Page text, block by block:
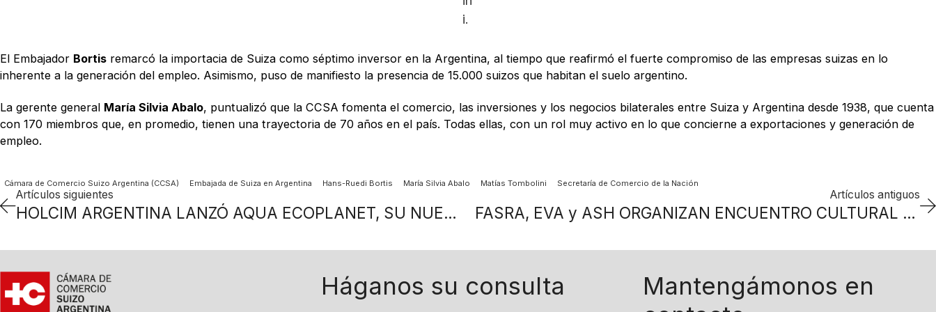
i.
El Embajador Bortis remarcó la importacia de Suiza como séptimo inversor en la Argentina, al tiempo que reafirmó el fuerte compromiso de las empresas suizas en lo
inherente a la generación del empleo. Asimismo, puso de manifiesto la presencia de 15.000 suizos que habitan el suelo argentino.
La gerente general María Silvia Abalo, puntualizó que la CCSA fomenta el comercio, las inversiones y los negocios bilaterales entre Suiza y Argentina desde 1938, que cuenta
con 170 miembros que, en promedio, tienen una trayectoria de 70 años en el país. Todas ellas, con un rol muy activo en lo que concierne a exportaciones y generación de
empleo.
Cámara de Comercio Suizo Argentina (CCSA) Embajada de Suiza en Argentina Hans-Ruedi Bortis María Silvia Abalo Matías Tombolini Secretaría de Comercio de la Nación
FASRA, EVA y ASH ORGANIZAN ENCUENTRO CULTURAL SUIZO Y DE JÓVENES EN SANTA FE
Artículos antiguos
HOLCIM ARGENTINA LANZÓ AQUA ECOPLANET, SU NUEVO CEMENTO HIDRÓFUGO
Artículos siguientes
Háganos su consulta
Mantengámonos en